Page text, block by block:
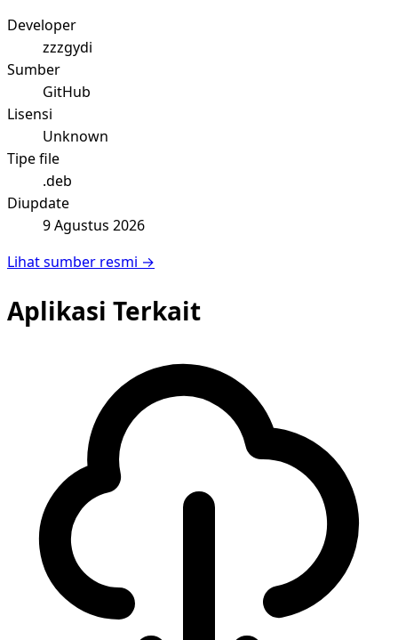
Developer
zzzgydi
Sumber
GitHub
Lisensi
Unknown
Tipe file
.deb
Diupdate
9 Agustus 2026
Lihat sumber resmi →
Aplikasi Terkait